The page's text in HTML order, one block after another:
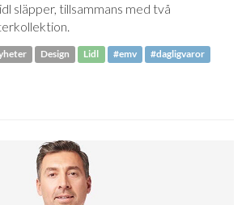
släpper, tillsammans med två
Design Lidl #emv #dagligvaror